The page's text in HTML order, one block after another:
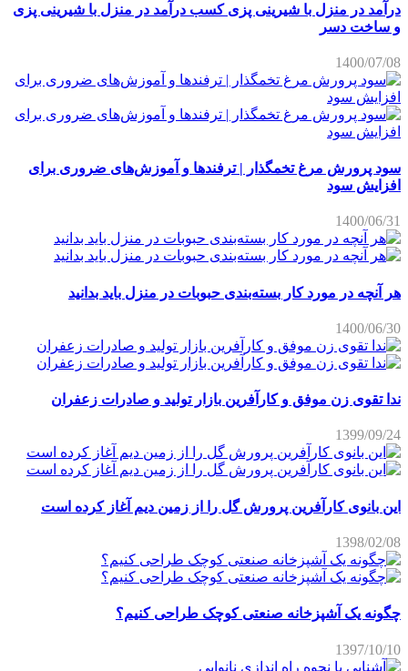
درآمد در منزل با شیرینی پزی کسب درآمد در منزل با شیرینی پزی
و ساخت دسر
1400/07/08
سود پرورش مرغ تخمگذار | ترفندها و آموزش‌های ضروری برای
افزایش سود
1400/06/31
هر آنچه در مورد کار بسته‌بندی حبوبات در منزل باید بدانید
1400/06/30
ندا تقوی زن موفق و کارآفرین بازار تولید و صادرات زعفران
1399/09/24
این بانوی کارآفرین پرورش گل را از زمین دیم آغاز کرده است
1398/02/08
چگونه یک آشپزخانه صنعتی کوچک طراحی کنیم؟
1397/10/10